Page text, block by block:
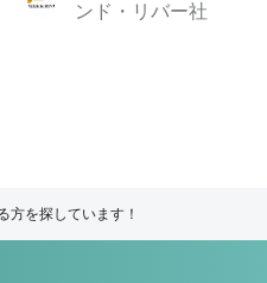
ンド・リバー社
方を探しています！